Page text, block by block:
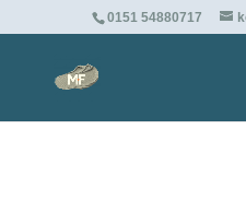
0151 54880717